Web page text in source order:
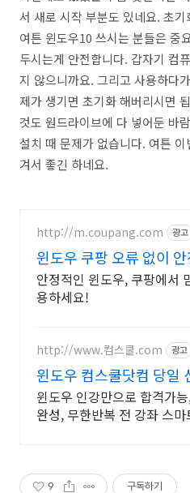
서 새로 시작 부분도 있네요. 초
여튼 윈도우10 쓰시는 분들은 중
두시는게 안전합니다. 갑자기 컴
지 않으니까요. 그리고 사용하다
제가 생기면 초기화 해버리시면
것도 원드라이브에 다 넣어둔 바
설치 때 문제가 없습니다. 여튼
겨서 좋긴 하네요.
http://m.coupang.com 광고
윈도우 쿠팡 오류 없이
사용
안정적인 윈도우, 쿠팡에서
용하세요!
http://www.컴스쿨.com 광고
윈도우 컴스쿨닷컴 당일
결제시 기프티콘!
윈도우 인강만으로 합격가
완성, 무한반복 전 강좌 스마
9 구독하기